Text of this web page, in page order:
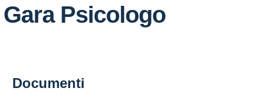
Gara Psicologo
Documenti